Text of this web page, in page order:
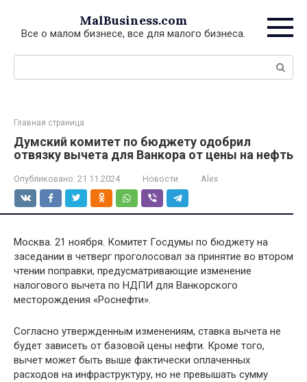
контенту
MalBusiness.com
Все о малом бизнесе, все для малого бизнеса.
Поиск:
Главная страница
Думский комитет по бюджету одобрил
отвязку вычета для Ванкора от цены на нефть
Опубликовано: 21.11.2024 Новости Alex
Москва. 21 ноября. Комитет Госдумы по бюджету на
заседании в четверг проголосовал за принятие во втором
чтении поправки, предусматривающие изменение
налогового вычета по НДПИ для Ванкорского
месторождения «Роснефти».
Согласно утвержденным изменениям, ставка вычета не
будет зависеть от базовой цены нефти. Кроме того,
вычет может быть выше фактически оплаченных
расходов на инфраструктуру, но не превышать сумму